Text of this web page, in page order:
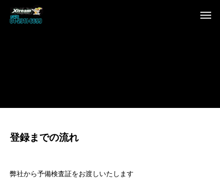
登録までの流れ
弊社から予備検査証をお渡しいたします